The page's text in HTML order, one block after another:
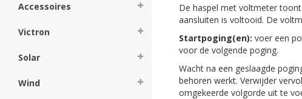
Accessoires
Victron
Solar
Wind
De haspel met voltmeter
aansluiten is voltooid. De
Startpoging(en): voer een
voor de volgende poging.
Wacht na een geslaagde
behoren werkt. Verwijder
omgekeerde volgorde uit te